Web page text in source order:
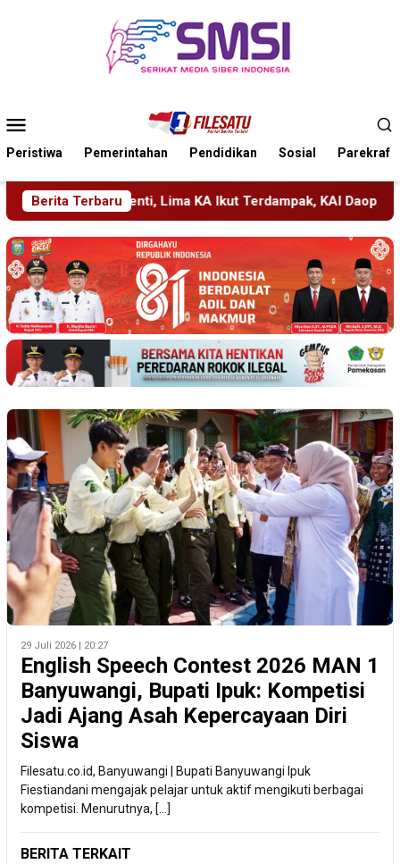
Mobile
Peristiwa Pemerintahan Pendidikan Sosial Parekraf
Berita Terbaru
Ikut Terdampak, KAI Daop 7 Gerak Cepat Pulihkan Layanan
29 Juli 2026 | 20:27
English Speech Contest 2026 MAN 1
Banyuwangi, Bupati Ipuk: Kompetisi
Jadi Ajang Asah Kepercayaan Diri
Siswa
Filesatu.co.id, Banyuwangi | Bupati Banyuwangi Ipuk
Fiestiandani mengajak pelajar untuk aktif mengikuti berbagai
kompetisi. Menurutnya, […]
BERITA TERKAIT